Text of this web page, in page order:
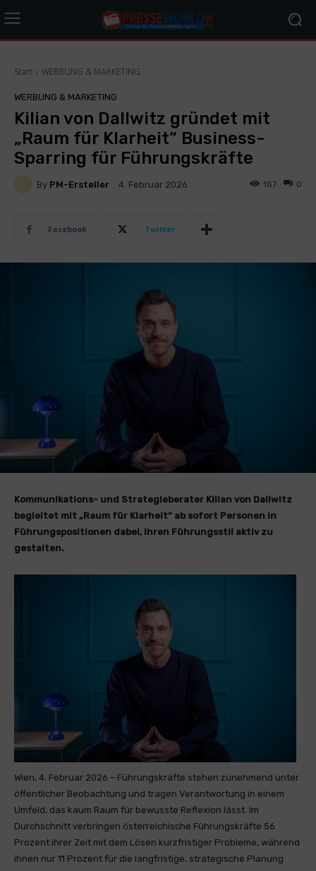
Start WERBUNG & MARKETING
WERBUNG & MARKETING
Kilian von Dallwitz gründet mit
„Raum für Klarheit“ Business-
Sparring für Führungskräfte
By PM-Ersteller 4. Februar 2026 0
157
Facebook Twitter
Kommunikations- und Strategieberater Kilian von Dallwitz
begleitet mit „Raum für Klarheit“ ab sofort Personen in
Führungspositionen dabei, ihren Führungsstil aktiv zu
gestalten.
Wien, 4. Februar 2026 – Führungskräfte stehen zunehmend unter
öffentlicher Beobachtung und tragen Verantwortung in einem
Umfeld, das kaum Raum für bewusste Reflexion lässt. Im
Durchschnitt verbringen österreichische Führungskräfte 56
Prozent ihrer Zeit mit dem Lösen kurzfristiger Probleme, während
ihnen nur 11 Prozent für die langfristige, strategische Planung